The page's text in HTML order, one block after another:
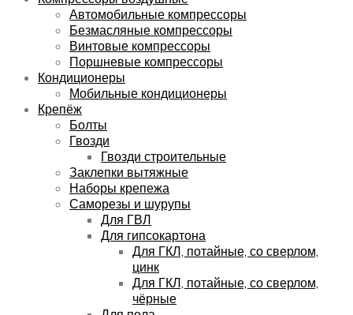
Автомобильные компрессоры
Безмасляные компрессоры
Винтовые компрессоры
Поршневые компрессоры
Кондиционеры
Мобильные кондиционеры
Крепёж
Болты
Гвозди
Гвозди строительные
Заклепки вытяжные
Наборы крепежа
Саморезы и шурупы
Для ГВЛ
Для гипсокартона
Для ГКЛ, потайные, со сверлом,
цинк
Для ГКЛ, потайные, со сверлом,
чёрные